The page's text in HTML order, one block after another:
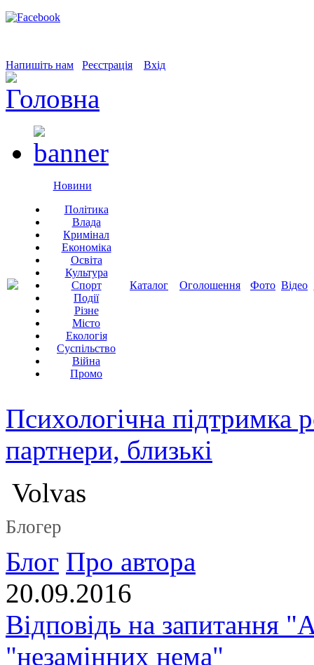
Напишіть нам Реєстрація Вхід
Новини
Політика
Влада
Кримінал
Економіка
Освіта
Культура
Спорт
Події
Різне
Місто
Екологія
Суспільство
Війна
Промо
Каталог Оголошення Фото Відео
Психологічна підтримка
партнери, близькі
Volvas
Блогер
Блог Про автора
20.09.2016
Відповідь на запитання
"незамінних нема"